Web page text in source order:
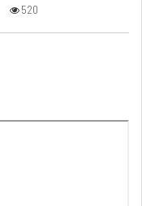
RSS ANALYSES QUOTIDIENNES
520